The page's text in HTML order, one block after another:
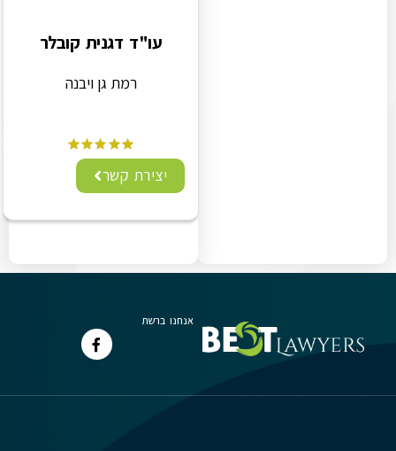
עו"ד דגנית קובלר
רמת גן ויבנה
יצירת קשר
אנחנו ברשת